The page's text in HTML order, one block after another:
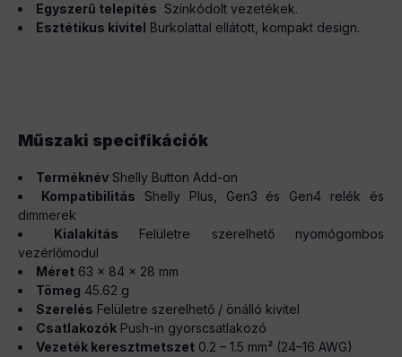
Egyszerű telepítés Színkódolt vezetékek.
Esztétikus kivitel Burkolattal ellátott, kompakt design.
Műszaki specifikációk
Terméknév Shelly Button Add-on
Kompatibilitás Shelly Plus, Gen3 és Gen4 relék és
dimmerek
Kialakítás Felületre szerelhető nyomógombos
vezérlőmodul
Méret 63 × 84 × 28 mm
Tömeg 45.62 g
Szerelés Felületre szerelhető / önálló kivitel
Csatlakozók Push-in gyorscsatlakozó
Vezeték keresztmetszet 0.2 – 1.5 mm² (24–16 AWG)